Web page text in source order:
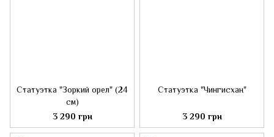
Статуэтка "Зоркий орел" (24
см)
3 290 грн
Статуэтка "Чингисхан"
3 290 грн